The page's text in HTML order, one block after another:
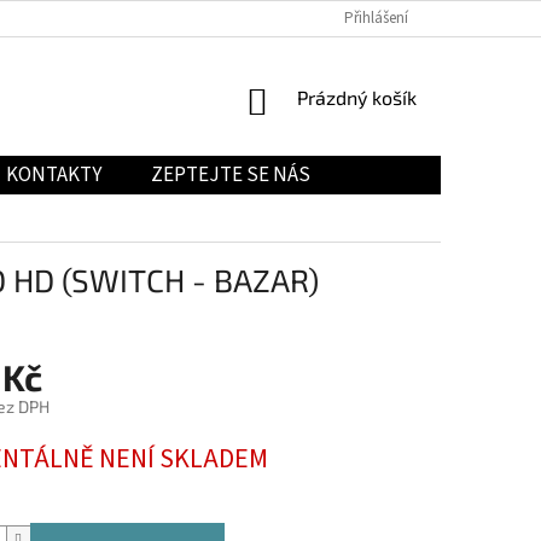
Přihlášení
NÁKUPNÍ
Prázdný košík
KONTAKTY ZEPTEJTE SE NÁS
HD (SWITCH - BAZAR)
DPH
NENÍ SKLADEM